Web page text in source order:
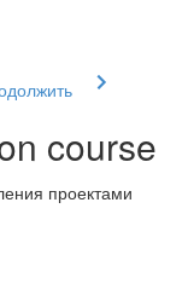
course
проектами